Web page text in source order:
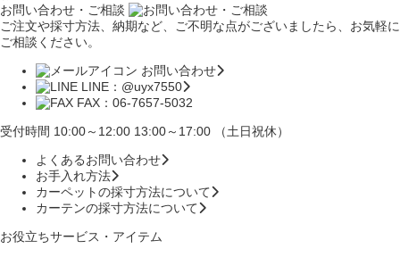
お問い合わせ・ご相談
ご注文や採寸方法、納期など、ご不明な点がございましたら、お気軽に
ご相談ください。
お問い合わせ
LINE：@uyx7550
FAX：06-7657-5032
受付時間 10:00～12:00 13:00～17:00 （土日祝休）
よくあるお問い合わせ
お手入れ方法
カーペットの採寸方法について
カーテンの採寸方法について
お役立ちサービス・アイテム